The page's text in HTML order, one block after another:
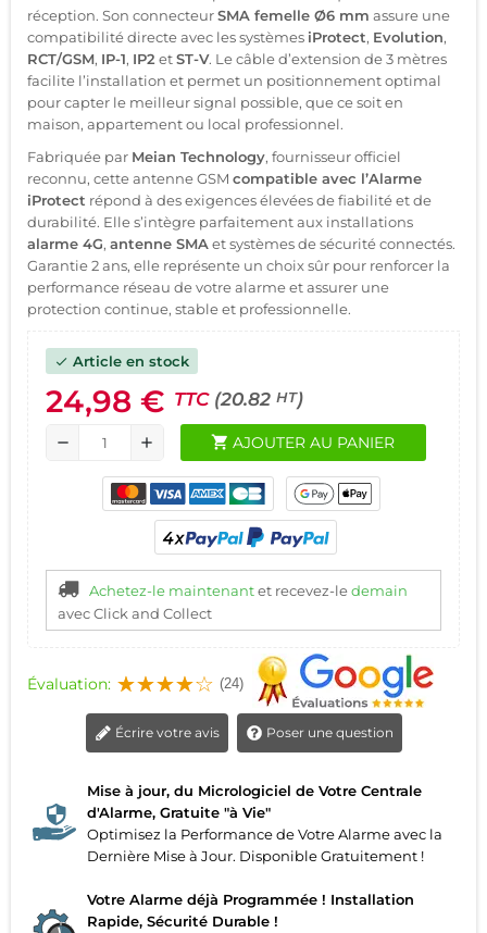
réception. Son connecteurSMA femelle Ø6 mm assure une
compatibilité directe avec les systèmes iProtect, Evolution,
RCT/GSM, IP-1, IP2 etST-V. Le câble d’extension de 3 mètres
facilite l’installation et permet un positionnement optimal
pour capter le meilleur signal possible, que ce soit en
maison, appartement ou local professionnel.
Fabriquée par Meian Technology, fournisseur officiel
reconnu, cette antenne GSM compatible avec l’Alarme
iProtect répond à des exigences élevées de fiabilité et de
durabilité. Elle s’intègre parfaitement aux installations
alarme 4G, antenne SMA et systèmes de sécurité connectés.
Garantie 2 ans, elle représente un choix sûr pour renforcer la
performance réseau de votre alarme et assurer une
protection continue, stable et professionnelle.
check Article en stock
24,98 € TTC (20.82 HT)
remove add shopping_cart AJOUTER AU PANIER
Achetez-le maintenantet recevez-ledemain
avec Click and Collect
Évaluation: (24)
Écrire votre avis Poser une question
Mise à jour, du Micrologiciel de Votre Centrale
d'Alarme, Gratuite "à Vie"
Optimisez la Performance de Votre Alarme avec la
Dernière Mise à Jour. Disponible Gratuitement !
Votre Alarme déjà Programmée ! Installation
Rapide, Sécurité Durable !